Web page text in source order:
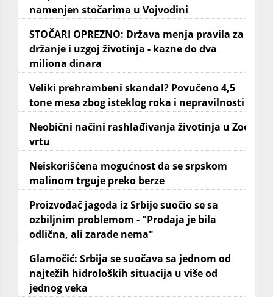
namenjen stočarima u Vojvodini
STOČARI OPREZNO: Država menja pravila za
držanje i uzgoj životinja - kazne do dva
miliona dinara
Veliki prehrambeni skandal? Povučeno 4,5
tone mesa zbog isteklog roka i nepravilnosti
Neobični načini rashlađivanja životinja u Zoo
vrtu
Neiskorišćena mogućnost da se srpskom
malinom trguje preko berze
Proizvođač jagoda iz Srbije suočio se sa
ozbiljnim problemom - "Prodaja je bila
odlična, ali zarade nema"
Glamočić: Srbija se suočava sa jednom od
najtežih hidroloških situacija u više od
jednog veka